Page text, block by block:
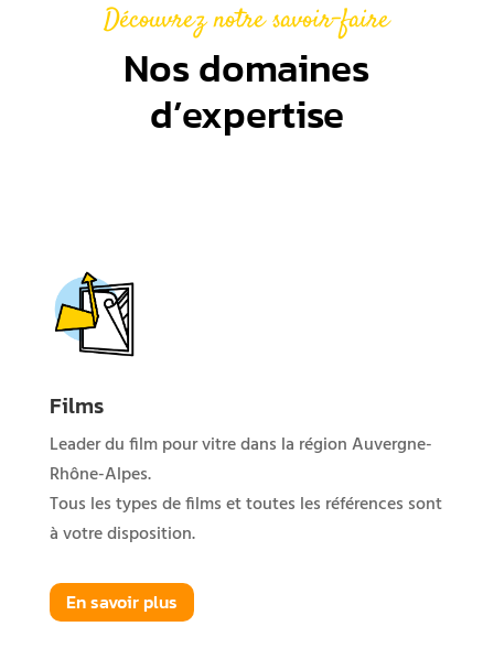
Découvrez notre savoir-faire
Nos domaines
d’expertise
Films
Leader du film pour vitre dans la région Auvergne-
Rhône-Alpes.
Tous les types de films et toutes les références sont
à votre disposition.
En savoir plus